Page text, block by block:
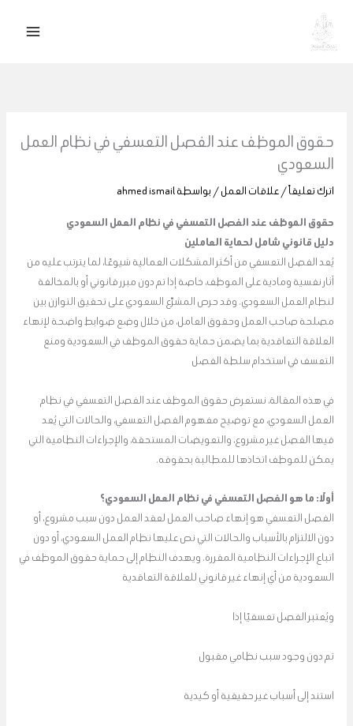
المحتوى
حقوق الموظف عند الفصل التعسفي في نظام العمل
السعودي
اترك تعليقاً/ علاقات العمل/ بواسطةahmed ismail
حقوق الموظف عند الفصل التعسفي في نظام العمل السعودي
دليل قانوني شامل لحماية العاملين
يُعد الفصل التعسفي من أكثر المشكلات العمالية شيوعًا، لما يترتب عليه من
آثار نفسية ومادية على الموظف، خاصة إذا تم دون مبرر قانوني أو بالمخالفة
لنظام العمل السعودي. وقد حرص المشرّع السعودي على تحقيق التوازن بين
مصلحة صاحب العمل وحقوق العامل، من خلال وضع ضوابط واضحة لإنهاء
العلاقة التعاقدية بما يضمن حماية حقوق الموظف في السعودية ومنع
التعسف في استخدام سلطة الفصل
في هذه المقالة، نستعرض حقوق الموظف عند الفصل التعسفي في نظام
العمل السعودي، مع توضيح مفهوم الفصل التعسفي، والحالات التي يُعد
فيها الفصل غير مشروع، والتعويضات المستحقة، والإجراءات النظامية التي
يمكن للموظف اتخاذها للمطالبة بحقوقه.
أولًا: ما هو الفصل التعسفي في نظام العمل السعودي؟
الفصل التعسفي هو إنهاء صاحب العمل لعقد العمل دون سبب مشروع، أو
دون الالتزام بالأسباب والحالات التي نص عليها نظام العمل السعودي، أو دون
اتباع الإجراءات النظامية المقررة. ويهدف النظام إلى حماية حقوق الموظف في
السعودية من أي إنهاء غير قانوني للعلاقة التعاقدية
ويُعتبر الفصل تعسفيًا إذا
تم دون وجود سبب نظامي مقبول
استند إلى أسباب غير حقيقية أو كيدية